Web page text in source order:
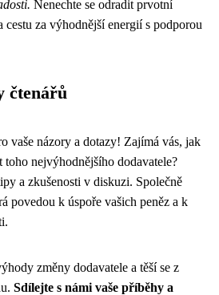
Nenechte se odradit prvotní
cestu za výhodnější energií s podporou
čtenářů
vaše názory a dotazy! Zajímá vás, jak
toho nejvýhodnějšího dodavatele?
a zkušenosti v diskuzi. Společně
povedou k úspoře vašich peněz a k
změny dodavatele a těší se z
Sdílejte s námi vaše příběhy a